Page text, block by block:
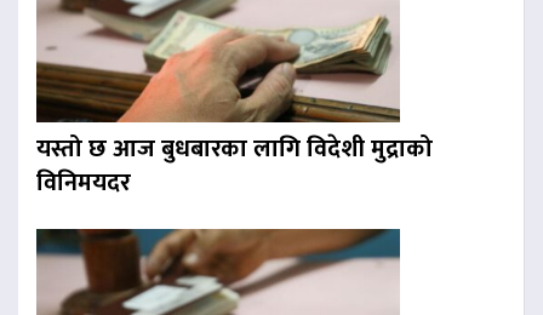
यस्तो छ आज बुधबारका लागि विदेशी मुद्राको
विनिमयदर